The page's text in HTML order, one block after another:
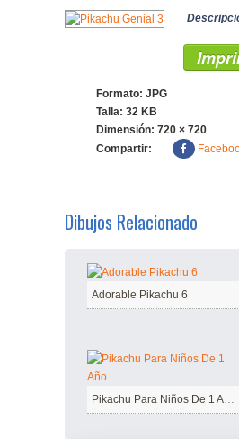
Formato: JPG
Talla: 32 KB
Dimensión: 720 × 720
Compartir:
Dibujos Relacionado
Adorable Pikachu 6
Pikachu Para Niños De 1 Año